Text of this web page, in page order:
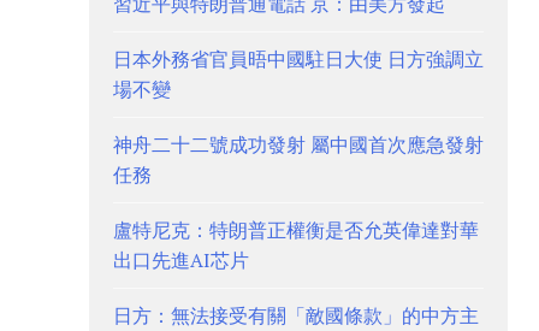
日本外務省官員晤中國駐日大使 日方強調立
場不變
神舟二十二號成功發射 屬中國首次應急發射
任務
盧特尼克：特朗普正權衡是否允英偉達對華
出口先進AI芯片
日方：無法接受有關「敵國條款」的中方主